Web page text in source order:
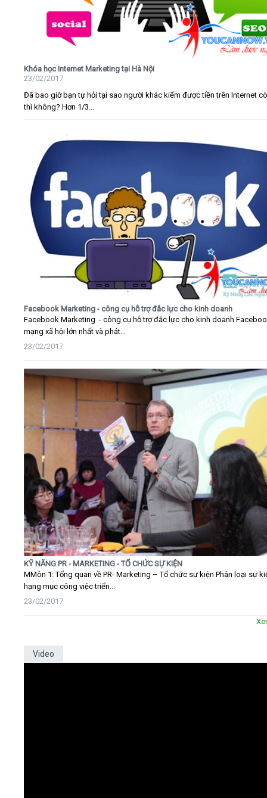
Khóa học Internet Marketing tại Hà Nội
23/02/2017
Đã bao giờ bạn tự hỏi tại sao người khác kiếm được tiền trên Internet
thì không? Hơn 1/3...
Facebook Marketing - công cụ hỗ trợ đắc lực cho kinh doanh
Facebook Marketing - công cụ hỗ trợ đắc lực cho kinh doanh
mạng xã hội lớn nhất và phát...
23/02/2017
KỸ NĂNG PR - MARKETING - TỔ CHỨC SỰ KIỆN
MMôn 1: Tổng quan về PR- Marketing – Tổ chức sự kiện Phân loại sự
hạng mục công việc triển...
23/02/2017
Video